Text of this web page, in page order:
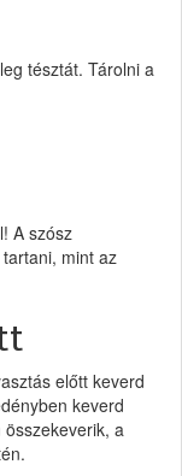
tésztát. Tárolni a
A szósz
mint az
előtt keverd
keverd
a